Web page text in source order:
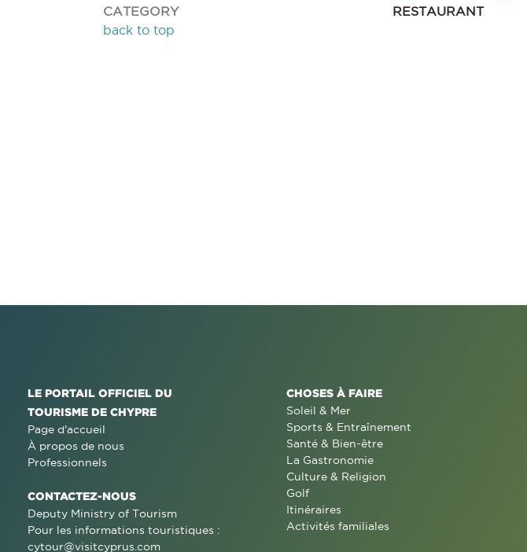
CATEGORY
RESTAURANT
back to top
LE PORTAIL OFFICIEL DU
TOURISME DE CHYPRE
Page d'accueil
À propos de nous
Professionnels
CONTACTEZ-NOUS
Deputy Ministry of Tourism
Pour les informations touristiques :
cytour@visitcyprus.com
CHOSES À FAIRE
Soleil & Mer
Sports & Entraînement
Santé & Bien-être
La Gastronomie
Culture & Religion
Golf
Itinéraires
Activités familiales